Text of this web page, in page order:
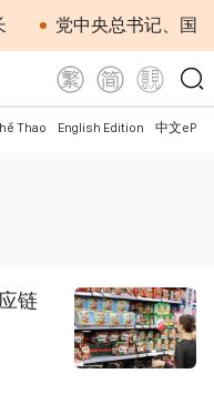
党中央总书记、国家
Thao English Edition 中文
链